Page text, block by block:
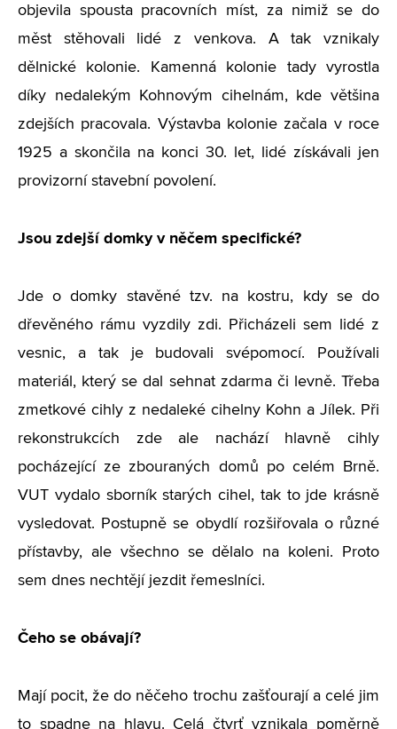
objevila spousta pracovních míst, za nimiž se do
měst stěhovali lidé z venkova. A tak vznikaly
dělnické kolonie. Kamenná kolonie tady vyrostla
díky nedalekým Kohnovým cihelnám, kde většina
zdejších pracovala. Výstavba kolonie začala v roce
1925 a skončila na konci 30. let, lidé získávali jen
provizorní stavební povolení.
Jsou zdejší domky v něčem specifické?
Jde o domky stavěné tzv. na kostru, kdy se do
dřevěného rámu vyzdily zdi. Přicházeli sem lidé z
vesnic, a tak je budovali svépomocí. Používali
materiál, který se dal sehnat zdarma či levně. Třeba
zmetkové cihly z nedaleké cihelny Kohn a Jílek. Při
rekonstrukcích zde ale nachází hlavně cihly
pocházející ze zbouraných domů po celém Brně.
VUT vydalo sborník starých cihel, tak to jde krásně
vysledovat. Postupně se obydlí rozšiřovala o různé
přístavby, ale všechno se dělalo na koleni. Proto
sem dnes nechtějí jezdit řemeslníci.
Čeho se obávají?
Mají pocit, že do něčeho trochu zašťourají a celé jim
to spadne na hlavu. Celá čtvrť vznikala poměrně